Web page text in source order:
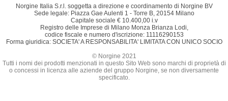
Norgine Italia S.r.l. soggetta a direzione e coordinamento di Norgine BV
Sede legale: Piazza Gae Aulenti 1 - Torre B, 20154 Milano
Capitale sociale € 10.400,00 i.v
Registro delle Imprese di Milano Monza Brianza Lodi,
codice fiscale e numero d'iscrizione: 11116290153
Forma giuridica: SOCIETA' A RESPONSABILITA' LIMITATA CON UNICO SOCIO
© Norgine 2021
Tutti i nomi dei prodotti menzionati in questo Sito Web sono marchi di proprietà di
o concessi in licenza alle aziende del gruppo Norgine, se non diversamente
specificato.